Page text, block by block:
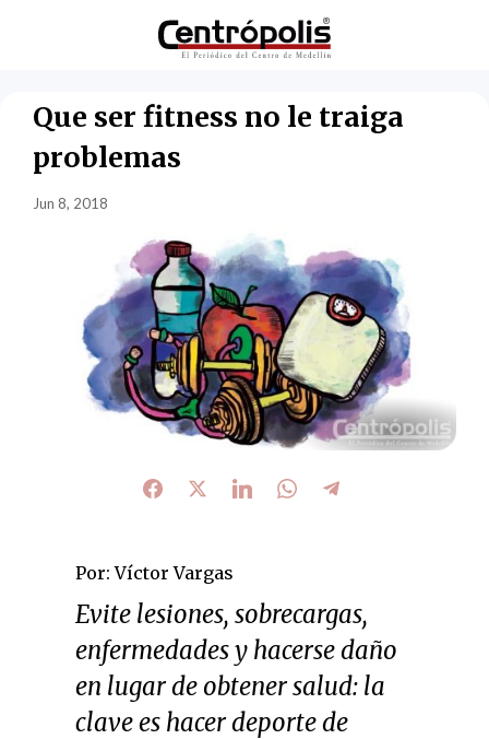
Que ser fitness no le traiga
problemas
Jun 8, 2018
Por: Víctor Vargas
Evite lesiones, sobrecargas,
enfermedades y hacerse daño
en lugar de obtener salud: la
clave es hacer deporte de